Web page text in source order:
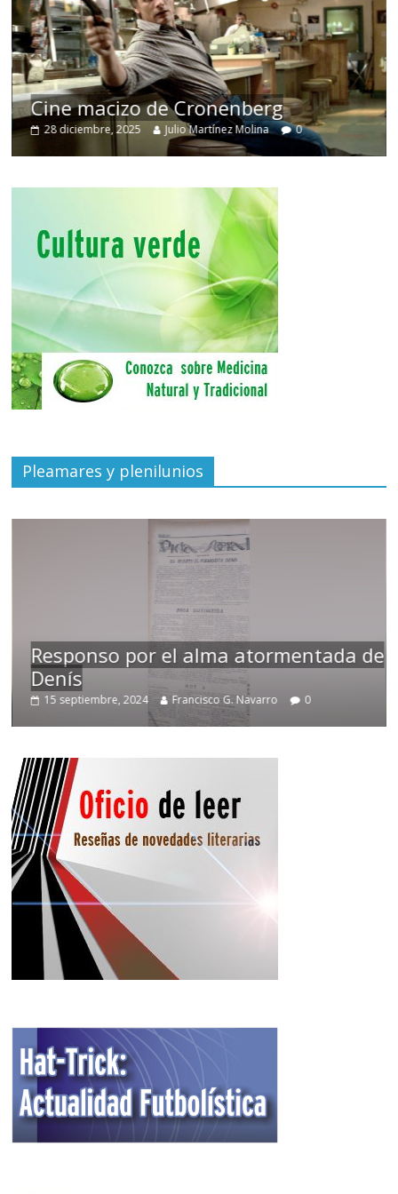
Cine macizo de Cronenberg
28 diciembre, 2025 Julio Martínez Molina 0
Pleamares y plenilunios
Responso por el alma atormentada de
Denís
15 septiembre, 2024 Francisco G. Navarro 0